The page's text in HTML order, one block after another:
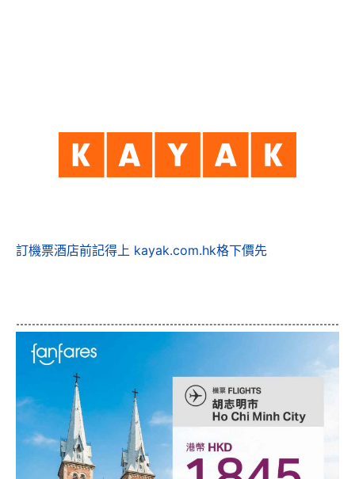
訂機票酒店前記得上 kayak.com.hk格下價先